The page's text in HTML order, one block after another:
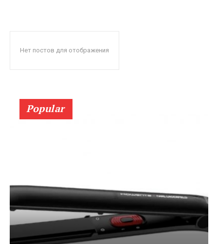
Нет постов для отображения
Popular